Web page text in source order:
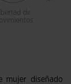
de
mujer diseñado